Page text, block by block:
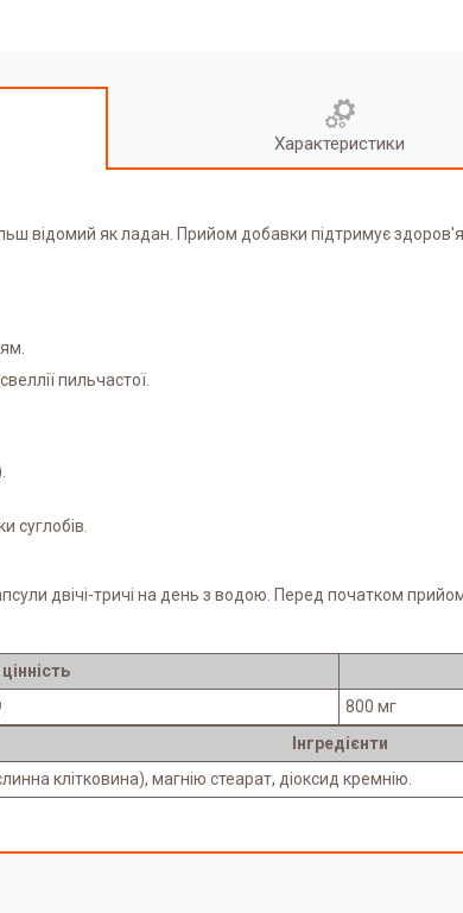
Характеристики
відомий як ладан. Прийом добавки підтримує
пильчастої.
суглобів.
двічі-тричі на день з водою. Перед початком
800 мг
Інгредієнти
клітковина), магнію стеарат, діоксид кремнію.